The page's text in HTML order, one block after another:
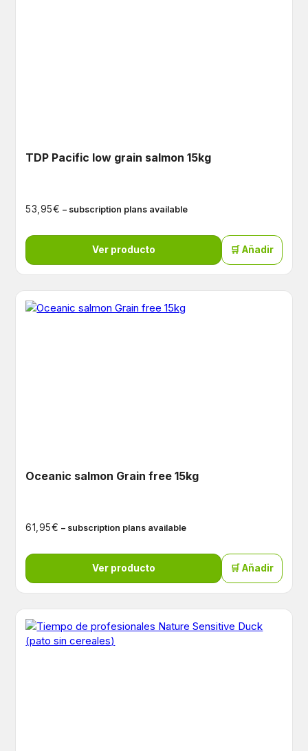
TDP Pacific low grain salmon 15kg
53,95€ – subscription plans available
Ver producto 🛒 Añadir
Oceanic salmon Grain free 15kg
61,95€ – subscription plans available
Ver producto 🛒 Añadir